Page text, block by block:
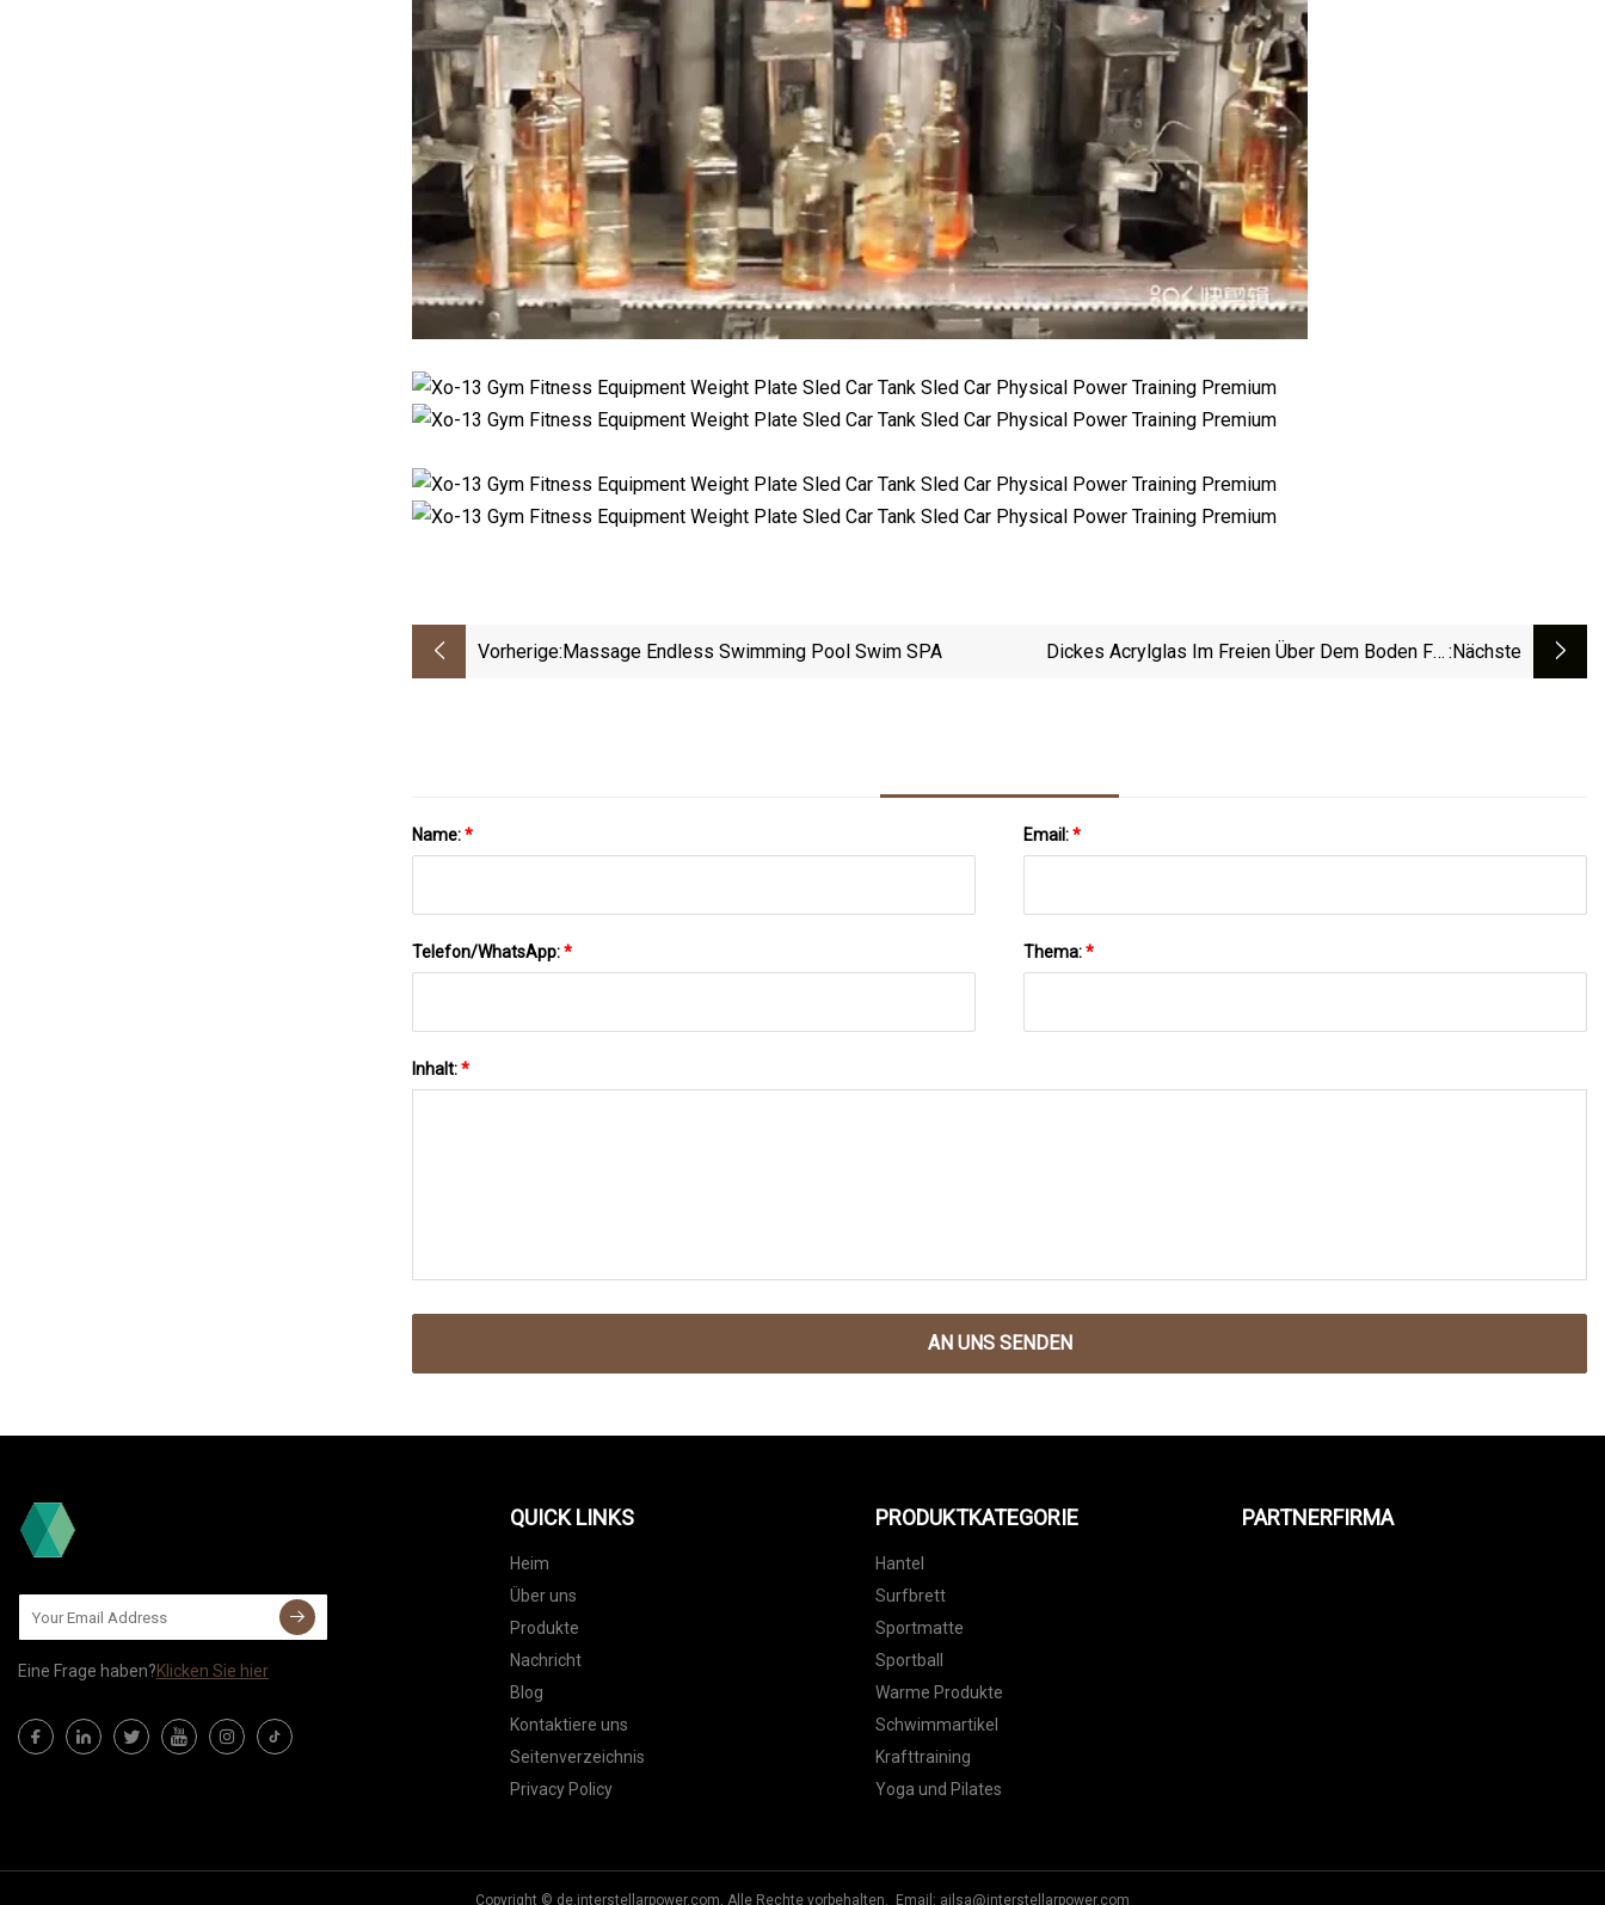
Vorherige:Massage Endless Swimming Pool Swim SPA
Dickes Acrylglas Im Freien Über Dem Boden Für :nächste
Name:* Email:*
Telefon/WhatsApp:* Thema:*
Inhalt:*
AN UNS SENDEN
Eine Frage haben?Klicken Sie hier
QUICK LINKS
Heim
Über uns
Produkte
Nachricht
Blog
Kontaktiere uns
Seitenverzeichnis
Privacy Policy
PRODUKTKATEGORIE
Hantel
Surfbrett
Sportmatte
Sportball
Warme Produkte
Schwimmartikel
Krafttraining
Yoga und Pilates
PARTNERFIRMA
Copyright © de.interstellarpower.com, Alle Rechte vorbehalten. Email: ailsa@interstellarpower.com